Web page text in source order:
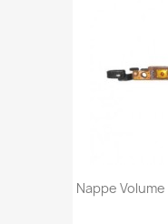
Nappe Volume